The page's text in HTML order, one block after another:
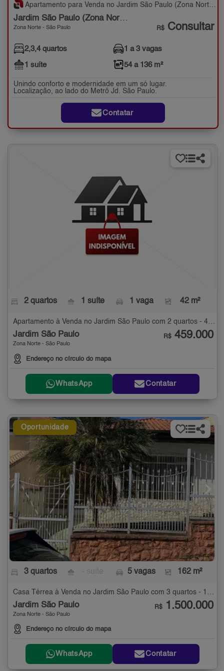
Apartamento para Venda no Jardim São Paulo (Zona Norte) com 2,3,4 quartos - 54 a 136 m²
Jardim São Paulo (Zona Norte)
Zona Norte - São Paulo R$ Consultar
2,3,4 quartos
1 suíte
1 a 3 vagas
54 a 136 m²
Unindo conforto e modernidade em um só lugar.
Localização, ao lado do Metrô Jd. São Paulo.
Contatar
2 quartos 1 suíte 1 vaga 42 m²
Apartamento à Venda no Jardim São Paulo com 2 quartos - 42 m²
Jardim São Paulo
Zona Norte - São Paulo
Endereço no círculo do mapa
R$ 459.000
WhatsApp Contatar
Oportunidade
3 quartos 5 vagas 162 m²
Jardim São Paulo
Zona Norte - São Paulo
Endereço no círculo do mapa
R$ 1.500.000
WhatsApp Contatar